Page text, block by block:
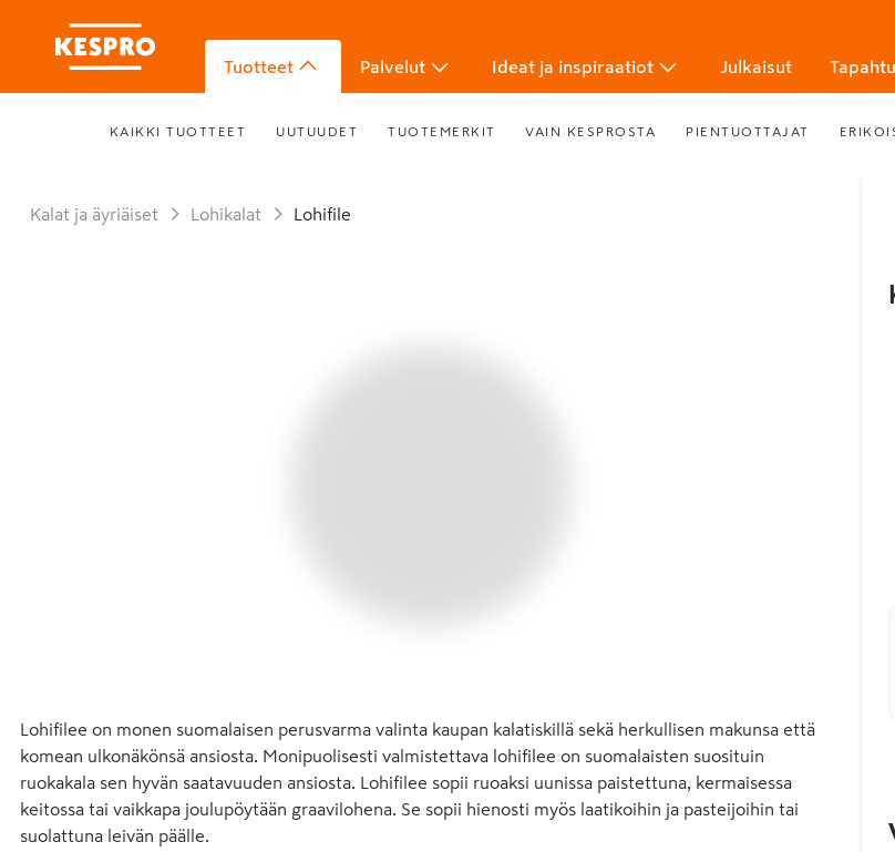
Tuotteet Palvelut Ideat ja inspiraatiot Julkaisut
KAIKKI TUOTTEET UUTUUDET TUOTEMERKIT VAIN KESPROSTA PIENTUOTTAJAT
Kalat ja äyriäiset Lohikalat Lohifile
Lohifilee on monen suomalaisen perusvarma valinta kaupan kalatiskillä sekä herkullisen makunsa että
komean ulkonäkönsä ansiosta. Monipuolisesti valmistettava lohifilee on suomalaisten suosituin
ruokakala sen hyvän saatavuuden ansiosta. Lohifilee sopii ruoaksi uunissa paistettuna, kermaisessa
keitossa tai vaikkapa joulupöytään graavilohena. Se sopii hienosti myös laatikoihin ja pasteijoihin tai
suolattuna leivän päälle.